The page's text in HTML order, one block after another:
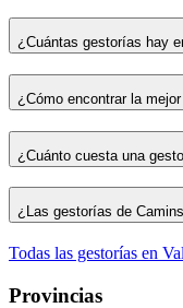
¿Cuántas gestorías hay
¿Cómo encontrar la
¿Cuánto cuesta una
¿Las gestorías de
Todas las gestorías en
Provincias